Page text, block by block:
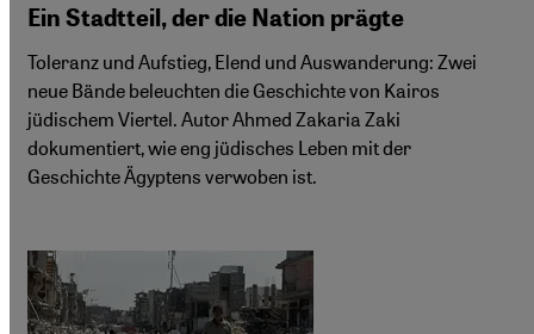
Ein Stadtteil, der die Nation prägte
Toleranz und Aufstieg, Elend und Auswanderung: Zwei
neue Bände beleuchten die Geschichte von Kairos
jüdischem Viertel. Autor Ahmed Zakaria Zaki
dokumentiert, wie eng jüdisches Leben mit der
Geschichte Ägyptens verwoben ist.